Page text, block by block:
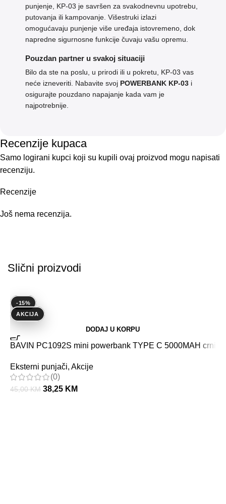
punjenje, KP-03 je savršen za svakodnevnu upotrebu,
putovanja ili kampovanje. Višestruki izlazi
omogućavaju punjenje više uređaja istovremeno, dok
napredne sigurnosne funkcije čuvaju vašu opremu.
Pouzdan partner u svakoj situaciji
Bilo da ste na poslu, u prirodi ili u pokretu, KP-03 vas
neće izneveriti. Nabavite svoj POWERBANK KP-03 i
osigurajte pouzdano napajanje kada vam je
najpotrebnije.
Recenzije kupaca
Recenzije
Još nema recenzija.
Samo logirani kupci koji su kupili ovaj proizvod mogu napisati
recenziju.
Slični proizvodi
-15%
AKCIJA
DODAJ U KORPU
BAVIN PC1092S mini powerbank TYPE C 5000MAH crni
Eksterni punjači, Akcije
(0)
45,00KM 38,25 KM